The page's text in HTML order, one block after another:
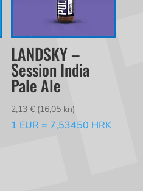
LANDSKY –
Session India
Pale Ale
2,13€ (16,05 kn)
1 EUR = 7,53450 HRK